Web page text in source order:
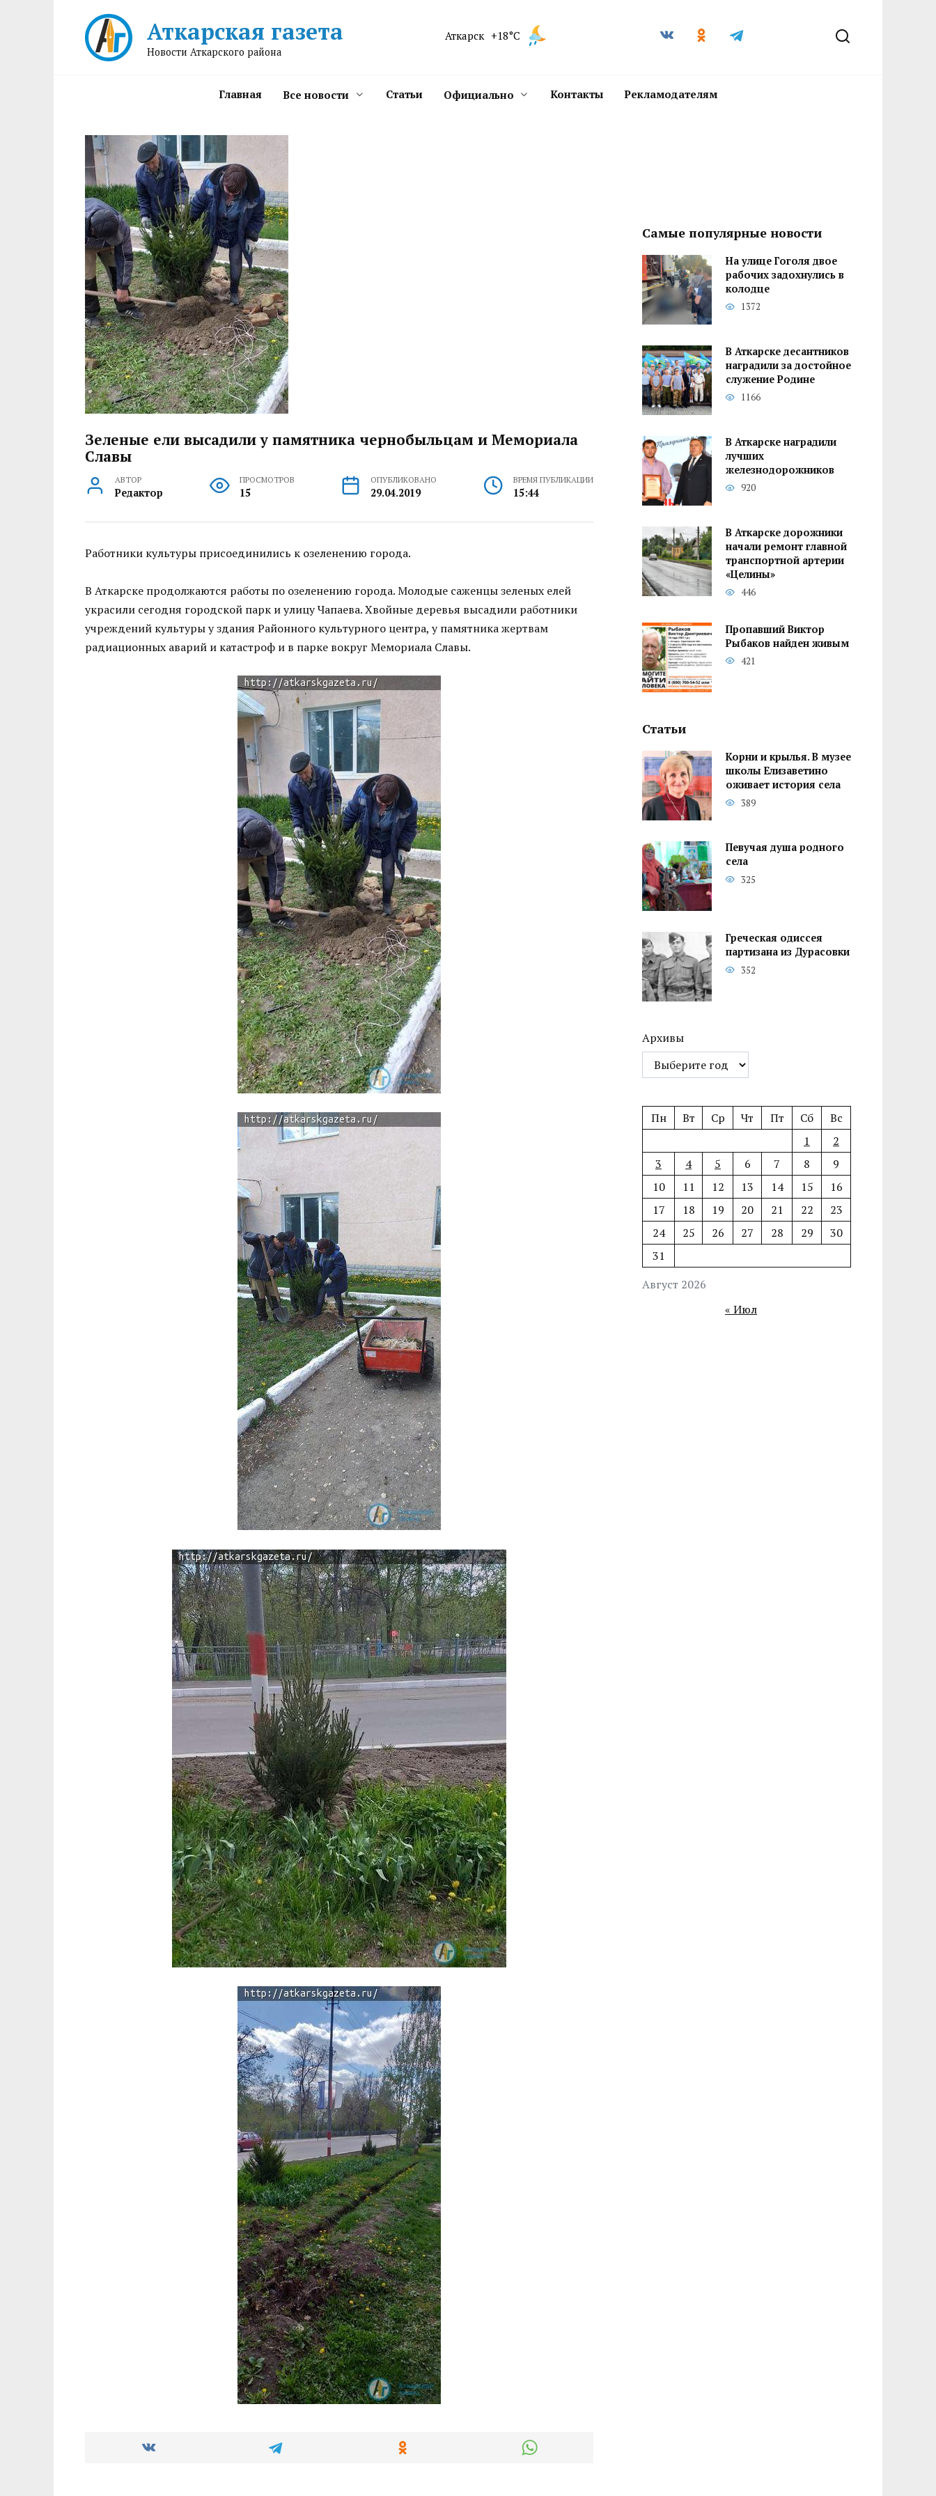
Аткарская газета
Новости Аткарского района
Аткарск +18°C
Главная Все новости Статьи Официально Контакты Рекламодателям
Зеленые ели высадили у памятника чернобыльцам и Мемориала
Славы
АВТОР
Редактор
ПРОСМОТРОВ
15
ОПУБЛИКОВАНО
29.04.2019
ВРЕМЯ ПУБЛИКАЦИИ
15:44
Работники культуры присоединились к озеленению города.
В Аткарске продолжаются работы по озеленению города. Молодые саженцы зеленых елей
украсили сегодня городской парк и улицу Чапаева. Хвойные деревья высадили работники
учреждений культуры у здания Районного культурного центра, у памятника жертвам
радиационных аварий и катастроф и в парке вокруг Мемориала Славы.
Самые популярные новости
На улице Гоголя двое
рабочих задохнулись в
колодце
1372
В Аткарске десантников
наградили за достойное
служение Родине
1166
В Аткарске наградили
лучших
железнодорожников
920
В Аткарске дорожники
начали ремонт главной
транспортной артерии
«Целины»
446
Пропавший Виктор
Рыбаков найден живым
421
Статьи
Корни и крылья. В музее
школы Елизаветино
оживает история села
389
Певучая душа родного
села
325
Греческая одиссея
партизана из Дурасовки
352
Архивы
Август 2026
Пн Вт Ср Чт Пт Сб
Вс
1
2
3
4 5 6 7 8
9
10
11 12 13 14 15
16
17
18 19 20 21 22
23
24
25 26 27 28 29
30
31
« Июл